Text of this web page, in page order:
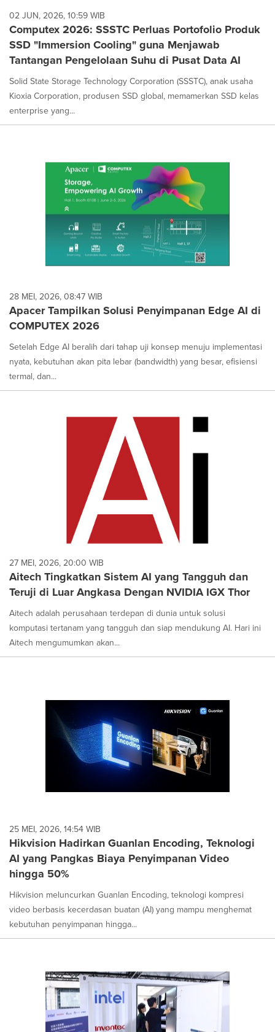
02 JUN, 2026, 10:59 WIB
Computex 2026: SSSTC Perluas Portofolio Produk
SSD "Immersion Cooling" guna Menjawab
Tantangan Pengelolaan Suhu di Pusat Data AI
Solid State Storage Technology Corporation (SSSTC), anak usaha
Kioxia Corporation, produsen SSD global, memamerkan SSD kelas
enterprise yang...
28 MEI, 2026, 08:47 WIB
Apacer Tampilkan Solusi Penyimpanan Edge AI di
COMPUTEX 2026
Setelah Edge AI beralih dari tahap uji konsep menuju implementasi
nyata, kebutuhan akan pita lebar (bandwidth) yang besar, efisiensi
termal, dan...
27 MEI, 2026, 20:00 WIB
Aitech Tingkatkan Sistem AI yang Tangguh dan
Teruji di Luar Angkasa Dengan NVIDIA IGX Thor
Aitech adalah perusahaan terdepan di dunia untuk solusi
komputasi tertanam yang tangguh dan siap mendukung AI. Hari ini
Aitech mengumumkan akan...
25 MEI, 2026, 14:54 WIB
Hikvision Hadirkan Guanlan Encoding, Teknologi
AI yang Pangkas Biaya Penyimpanan Video
hingga 50%
Hikvision meluncurkan Guanlan Encoding, teknologi kompresi
video berbasis kecerdasan buatan (AI) yang mampu menghemat
kebutuhan penyimpanan hingga...